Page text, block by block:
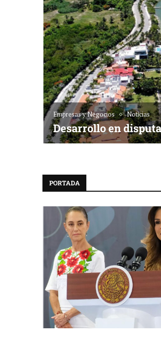
Empresas y Negocios Noticias
Desarrollo en
PORTADA